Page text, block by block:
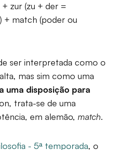
zur (zu + der =
+ match (poder ou
ser interpretada como o
mas sim como uma
uma disposição para
trata-se de uma
em alemão, match.
- 5ª temporada, o